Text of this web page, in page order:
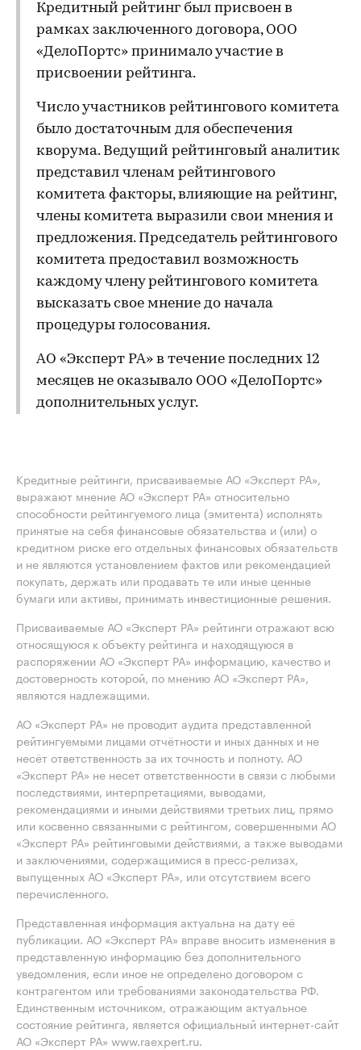
Кредитный рейтинг был присвоен в
рамках заключенного договора, ООО
«ДелоПортс» принимало участие в
присвоении рейтинга.
Число участников рейтингового комитета
было достаточным для обеспечения
кворума. Ведущий рейтинговый аналитик
представил членам рейтингового
комитета факторы, влияющие на рейтинг,
члены комитета выразили свои мнения и
предложения. Председатель рейтингового
комитета предоставил возможность
каждому члену рейтингового комитета
высказать свое мнение до начала
процедуры голосования.
АО «Эксперт РА» в течение последних 12
месяцев не оказывало ООО «ДелоПортс»
дополнительных услуг.
Кредитные рейтинги, присваиваемые АО «Эксперт РА»,
выражают мнение АО «Эксперт РА» относительно
способности рейтингуемого лица (эмитента) исполнять
принятые на себя финансовые обязательства и (или) о
кредитном риске его отдельных финансовых обязательств
и не являются установлением фактов или рекомендацией
покупать, держать или продавать те или иные ценные
бумаги или активы, принимать инвестиционные решения.
Присваиваемые АО «Эксперт РА» рейтинги отражают всю
относящуюся к объекту рейтинга и находящуюся в
распоряжении АО «Эксперт РА» информацию, качество и
достоверность которой, по мнению АО «Эксперт РА»,
являются надлежащими.
АО «Эксперт РА» не проводит аудита представленной
рейтингуемыми лицами отчётности и иных данных и не
несёт ответственность за их точность и полноту. АО
«Эксперт РА» не несет ответственности в связи с любыми
последствиями, интерпретациями, выводами,
рекомендациями и иными действиями третьих лиц, прямо
или косвенно связанными с рейтингом, совершенными АО
«Эксперт РА» рейтинговыми действиями, а также выводами
и заключениями, содержащимися в пресс-релизах,
выпущенных АО «Эксперт РА», или отсутствием всего
перечисленного.
Представленная информация актуальна на дату её
публикации. АО «Эксперт РА» вправе вносить изменения в
представленную информацию без дополнительного
уведомления, если иное не определено договором с
контрагентом или требованиями законодательства РФ.
Единственным источником, отражающим актуальное
состояние рейтинга, является официальный интернет-сайт
АО «Эксперт РА» www.raexpert.ru.